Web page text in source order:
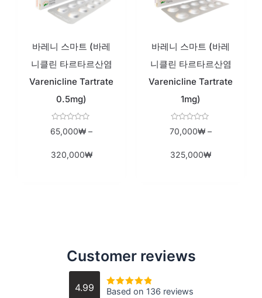
바레니 스마트 (바레
니클린 타르타르산염
Varenicline Tartrate
0.5mg)
Rated
0
5
65,000₩ –
320,000₩
바레니 스마트 (바레
니클린 타르타르산염
Varenicline Tartrate
1mg)
Rated
0
5
70,000₩ –
325,000₩
Customer reviews
4.99
Rated
Based on 136 reviews